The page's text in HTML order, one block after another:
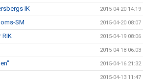
IK 2015-04-20 14:19
SM 2015-04-20 08:07
RIK 2015-04-19 08:06
2015-04-18 06:03
2015-04-16 21:32
2015-04-13 11:47